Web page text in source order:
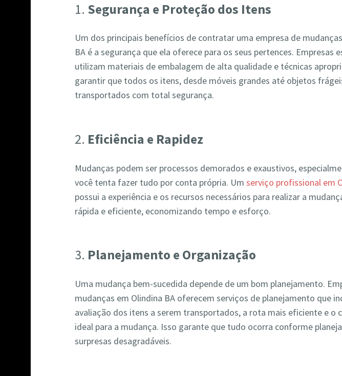
1. Segurança e Proteção dos Itens
Um dos principais benefícios de contratar uma empresa de
BA é a segurança que ela oferece para os seus pertences. Empresas
utilizam materiais de embalagem de alta qualidade e técnicas
garantir que todos os itens, desde móveis grandes até objetos
transportados com total segurança.
2. Eficiência e Rapidez
Mudanças podem ser processos demorados e exaustivos,
você tenta fazer tudo por conta própria. Umserviço profissional em
possui a experiência e os recursos necessários para realizar a
rápida e eficiente, economizando tempo e esforço.
3. Planejamento e Organização
Uma mudança bem-sucedida depende de um bom planejamento.
mudanças em Olindina BA oferecem serviços de planejamento que
avaliação dos itens a serem transportados, a rota mais eficiente e o
ideal para a mudança. Isso garante que tudo ocorra conforme
surpresas desagradáveis.